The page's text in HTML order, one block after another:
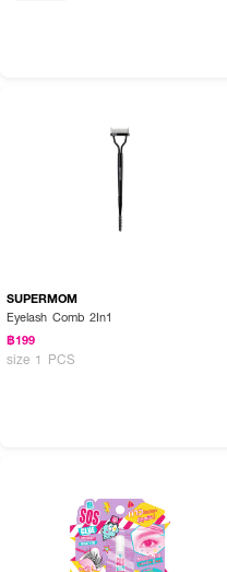
SUPERMOM
Eyelash Comb 2In1
฿199
size 1 PCS